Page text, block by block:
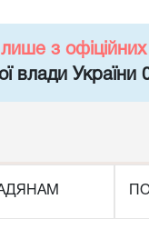
з
влади України